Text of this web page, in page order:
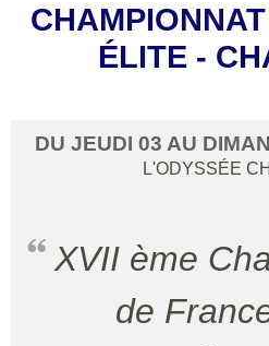
ÉLITE -
DU JEUDI 03 AU
L'ODYSSÉE
XVII ème Championnats
de